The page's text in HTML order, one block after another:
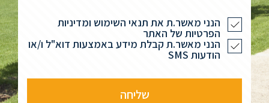
הנני מאשר.ת את תנאי השימוש ומדיניות
הפרטיות של האתר
הנני מאשר.ת קבלת מידע באמצעות דוא"ל ו/או
הודעות SMS